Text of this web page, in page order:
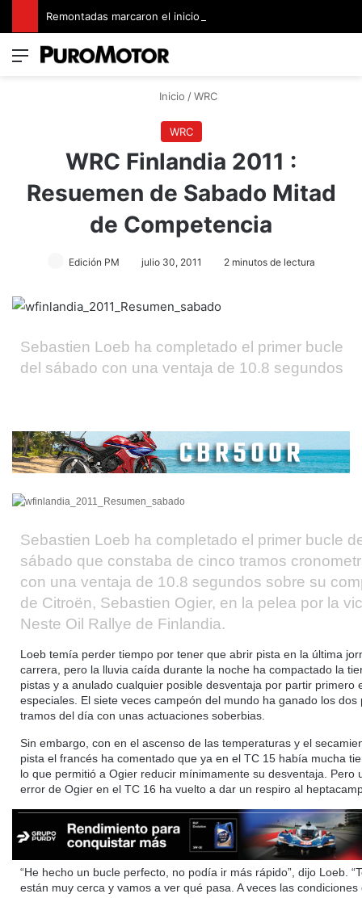
Menú
Inicio / WRC
WRC
WRC Finlandia 2011 :
Resuemen de Sabado Mitad
de Competencia
Edición PM julio 30, 2011 2 minutos de lectura
Sebastien Loeb ha completado el primer bucle
del sábado con una ventaja de 10.8 segundos
Sebastien Loeb ha completado el primer bucle
sábado que constaba de cinco tramos
con una ventaja de 10.8 segundos sobre su
de Citroën, Sebastien Ogier, en la pelea por la
Neste Oil Rallye de Finlandia.
Loeb temía perder tiempo por tener que abrir pista en la última
carrera, pero la lluvia caída durante la noche ha compactado la
pistas y a anulado cualquier posible desventaja por partir primero
especiales. El siete veces campeón del mundo ha ganado los dos
tramos del día con unas actuaciones soberbias.
Sin embargo, con en el ascenso de las temperaturas y el
pista el francés ha comentado que ya en el TC 15 había mucha
lo que permitió a Ogier reducir mínimamente su desventaja. Pero
error de Ogier en el TC 16 ha vuelto a dar un respiro al
“He hecho un bucle perfecto, no podía ir más rápido”, dijo Loeb.
están muy cerca y vamos a ver qué pasa. A veces las condiciones